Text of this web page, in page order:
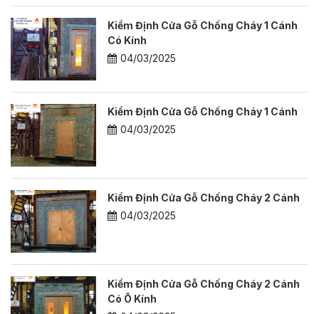
Kiểm Định Cửa Gỗ Chống Cháy 1 Cánh
Có Kính
04/03/2025
Kiểm Định Cửa Gỗ Chống Cháy 1 Cánh
04/03/2025
Kiểm Định Cửa Gỗ Chống Cháy 2 Cánh
04/03/2025
Kiểm Định Cửa Gỗ Chống Cháy 2 Cánh
Có Ô Kính